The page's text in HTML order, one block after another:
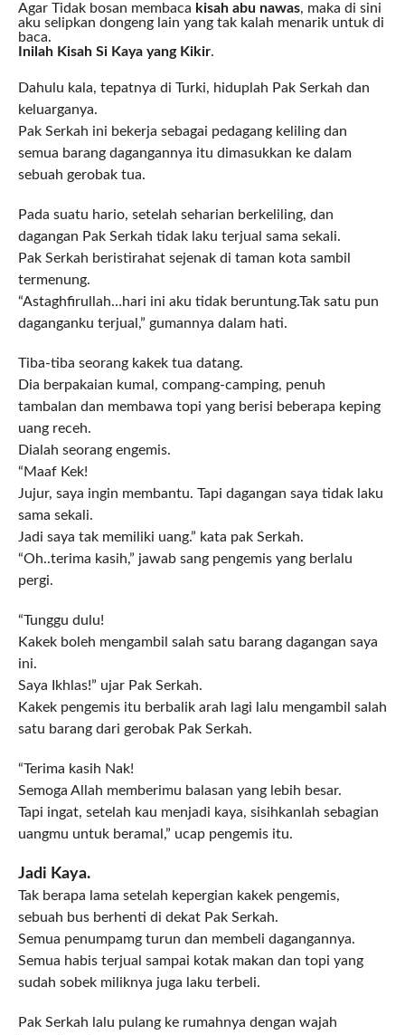
Agar Tidak bosan membaca kisah abu nawas, maka di sini
aku selipkan dongeng lain yang tak kalah menarik untuk di
baca.
Inilah Kisah Si Kaya yang Kikir.
Dahulu kala, tepatnya di Turki, hiduplah Pak Serkah dan
keluarganya.
Pak Serkah ini bekerja sebagai pedagang keliling dan
semua barang dagangannya itu dimasukkan ke dalam
sebuah gerobak tua.
Pada suatu hario, setelah seharian berkeliling, dan
dagangan Pak Serkah tidak laku terjual sama sekali.
Pak Serkah beristirahat sejenak di taman kota sambil
termenung.
“Astaghfirullah…hari ini aku tidak beruntung.Tak satu pun
daganganku terjual,” gumannya dalam hati.
Tiba-tiba seorang kakek tua datang.
Dia berpakaian kumal, compang-camping, penuh
tambalan dan membawa topi yang berisi beberapa keping
uang receh.
Dialah seorang engemis.
“Maaf Kek!
Jujur, saya ingin membantu. Tapi dagangan saya tidak laku
sama sekali.
Jadi saya tak memiliki uang.” kata pak Serkah.
“Oh..terima kasih,” jawab sang pengemis yang berlalu
pergi.
“Tunggu dulu!
Kakek boleh mengambil salah satu barang dagangan saya
ini.
Saya Ikhlas!” ujar Pak Serkah.
Kakek pengemis itu berbalik arah lagi lalu mengambil salah
satu barang dari gerobak Pak Serkah.
“Terima kasih Nak!
Semoga Allah memberimu balasan yang lebih besar.
Tapi ingat, setelah kau menjadi kaya, sisihkanlah sebagian
uangmu untuk beramal,” ucap pengemis itu.
Jadi Kaya.
Tak berapa lama setelah kepergian kakek pengemis,
sebuah bus berhenti di dekat Pak Serkah.
Semua penumpamg turun dan membeli dagangannya.
Semua habis terjual sampai kotak makan dan topi yang
sudah sobek miliknya juga laku terbeli.
Pak Serkah lalu pulang ke rumahnya dengan wajah